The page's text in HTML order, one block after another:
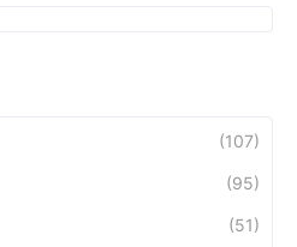
(107)
(95)
(51)